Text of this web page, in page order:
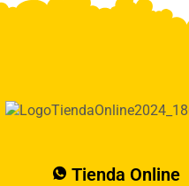
Tienda Online